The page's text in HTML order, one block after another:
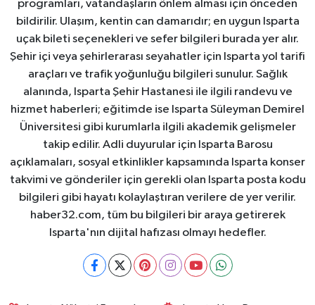
programları, vatandaşların önlem alması için önceden
bildirilir. Ulaşım, kentin can damarıdır; en uygun Isparta
uçak bileti seçenekleri ve sefer bilgileri burada yer alır.
Şehir içi veya şehirlerarası seyahatler için Isparta yol tarifi
araçları ve trafik yoğunluğu bilgileri sunulur. Sağlık
alanında, Isparta Şehir Hastanesi ile ilgili randevu ve
hizmet haberleri; eğitimde ise Isparta Süleyman Demirel
Üniversitesi gibi kurumlarla ilgili akademik gelişmeler
takip edilir. Adli duyurular için Isparta Barosu
açıklamaları, sosyal etkinlikler kapsamında Isparta konser
takvimi ve gönderiler için gerekli olan Isparta posta kodu
bilgileri gibi hayatı kolaylaştıran verilere de yer verilir.
haber32.com, tüm bu bilgileri bir araya getirerek
Isparta'nın dijital hafızası olmayı hedefler.